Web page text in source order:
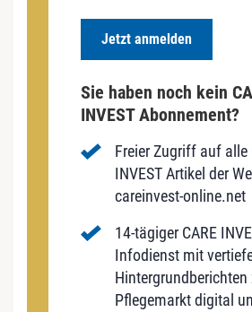
Jetzt anmelden
Sie haben noch kein
INVEST Abonnement?
Freier Zugriff auf alle
INVEST Artikel der
careinvest-online.net
14-tägiger CARE
Infodienst mit
Hintergrundberichten
Pflegemarkt digital